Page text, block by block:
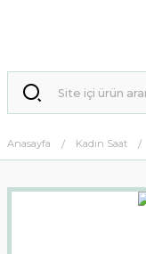
Anasayfa Kadın Saat